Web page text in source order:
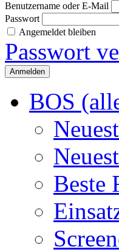
Benutzername oder E-Mail
Passwort
Angemeldet bleiben
Passwort
BOS
Beste